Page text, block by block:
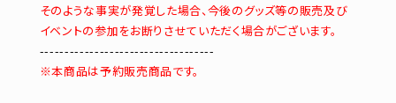
そのような事実が発覚した場合、今後のグッズ等の販売及び
イベントの参加をお断りさせていただく場合がございます。
-----------------------------------
※本商品は予約販売商品です。